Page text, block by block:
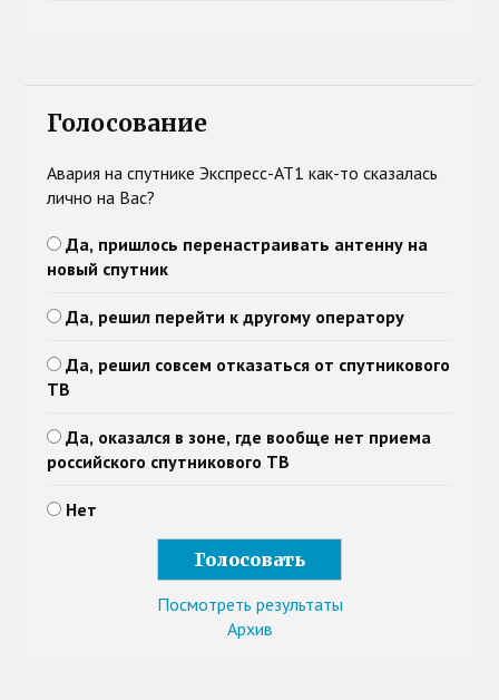
Голосование
Авария на спутнике Экспресс-АТ1 как-то сказалась
лично на Вас?
Да, пришлось перенастраивать антенну на
новый спутник
Да, решил перейти к другому оператору
Да, решил совсем отказаться от спутникового
ТВ
Да, оказался в зоне, где вообще нет приема
российского спутникового ТВ
Нет
Посмотреть результаты
Архив